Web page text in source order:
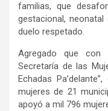
familias, que
gestacional,
duelo respetado.
Agregado que con
Secretaría de las
Echadas
mujeres de 21
apoyó a mil 796